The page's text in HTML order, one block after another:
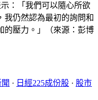
示：「我們可以隨心所欲
我仍然認為最初的詢問和
的壓力。」（來源：彭博
· 日經225成份股 · 股市